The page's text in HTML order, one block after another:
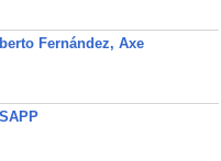
Fernández, Axe